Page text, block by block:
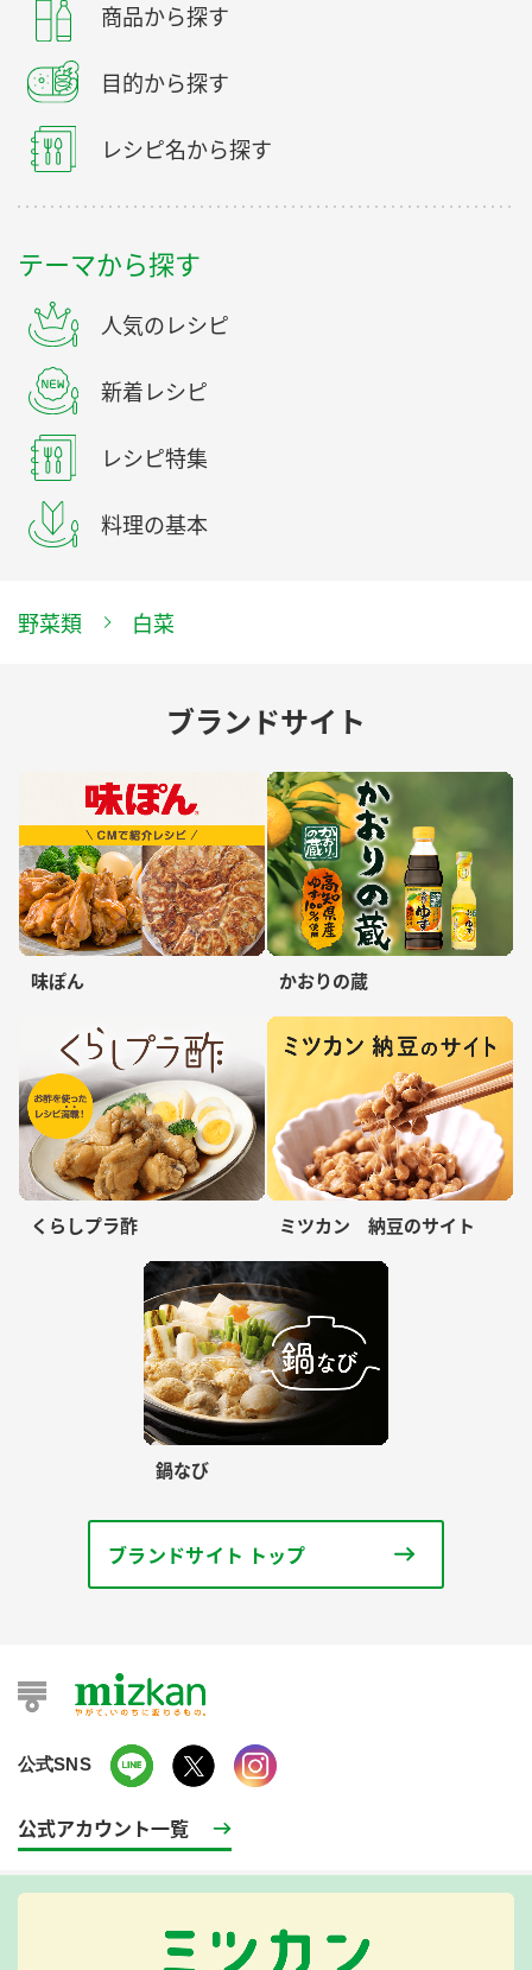
商品から探す
目的から探す
レシピ名から探す
テーマから探す
人気のレシピ
新着レシピ
レシピ特集
料理の基本
野菜類 白菜
ブランドサイト
味ぽん かおりの蔵
くらしプラ酢 ミツカン 納豆のサイト
鍋なび
ブランドサイト トップ
公式SNS
公式アカウント一覧